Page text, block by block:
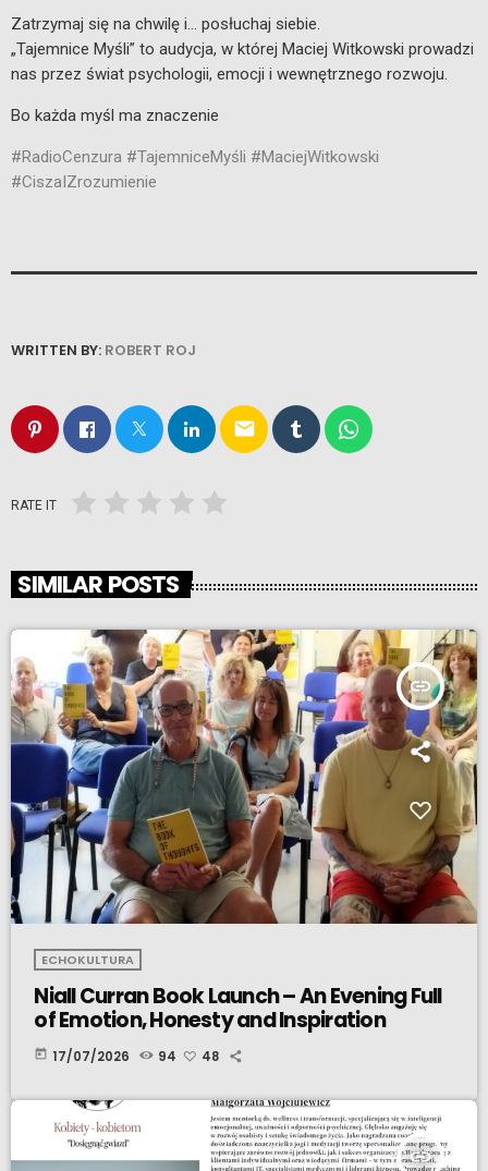
Zatrzymaj się na chwilę i… posłuchaj siebie.
„Tajemnice Myśli” to audycja, w której Maciej Witkowski prowadzi
nas przez świat psychologii, emocji i wewnętrznego rozwoju.
Bo każda myśl ma znaczenie
#RadioCenzura #TajemniceMyśli #MaciejWitkowski
#CiszaIZrozumienie
WRITTEN BY: ROBERT ROJ
email
RATE IT
SIMILAR POSTS
insert_link
ECHOKULTURA
Niall Curran Book Launch – An Evening Full
of Emotion, Honesty and Inspiration
today 17/07/2026 94 48
insert_link